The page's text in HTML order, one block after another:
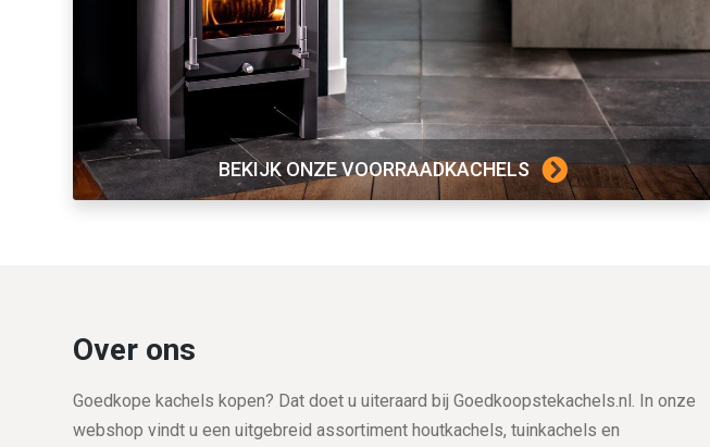
BEKIJK ONZE VOORRAADKACHELS
Over ons
Goedkope kachels kopen? Dat doet u uiteraard bij Goedkoopstekachels.nl. In onze
webshop vindt u een uitgebreid assortiment houtkachels, tuinkachels en